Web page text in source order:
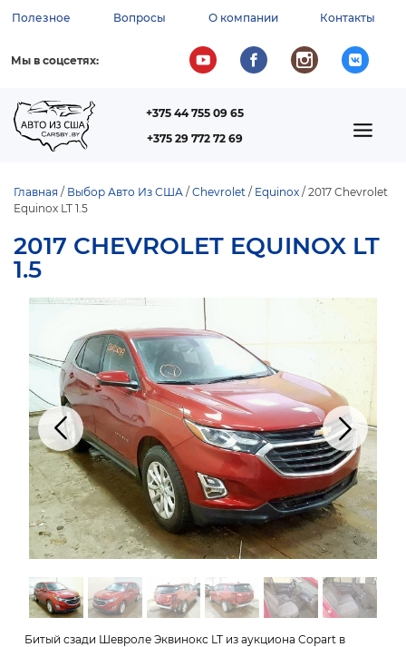
содержанию
ВСПОМОГАТЕЛЬНОЕ
МЕНЮ
Полезное Вопросы О компании Контакты
Мы в соцсетях:
+375 44 755 09 65
+375 29 772 72 69
СТРОКА
НАВИГАЦИИ
Главная Выбор Авто Из США Chevrolet Equinox 2017 Chevrolet
Equinox LT 1.5
2017 CHEVROLET EQUINOX LT
1.5
Битый сзади Шевроле Эквинокс LT из аукциона Copart в